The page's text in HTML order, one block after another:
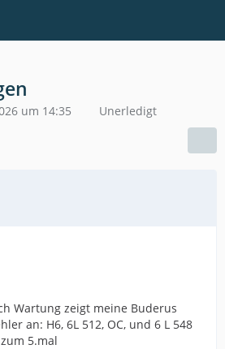
um 14:35 Unerledigt
Wartung zeigt meine Buderus
an: H6, 6L 512, OC, und 6 L 548
5.mal